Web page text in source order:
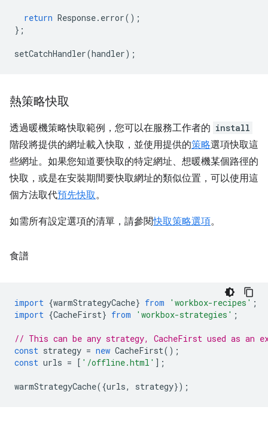
return Response. error();
};
setCatchHandler(handler);
熱策略快取
透過暖機策略快取範例，您可以在服務工作者的 install
階段將提供的網址載入快取，並使用提供的策略選項快取這
些網址。如果您知道要快取的特定網址、想暖機某個路徑的
快取，或是在安裝期間要快取網址的類似位置，可以使用這
個方法取代預先快取。
如需所有設定選項的清單，請參閱快取策略選項。
食譜
import {warmStrategyCache} from 'workbox-recipes' ;
import {CacheFirst} from 'workbox-strategies' ;
// This can be any strategy, CacheFirst used as an
const strategy = new CacheFirst();
const urls = [ '/offline.html' ];
warmStrategyCache({urls, strategy});